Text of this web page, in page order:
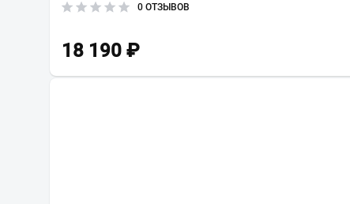
0 ОТЗЫВОВ
18 190 ₽